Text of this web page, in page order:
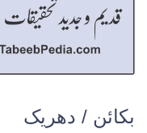
بکائن / دھریک